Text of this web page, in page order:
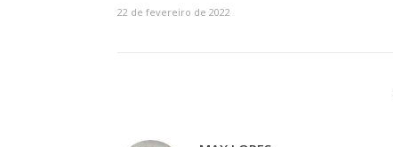
22 de fevereiro de 2022